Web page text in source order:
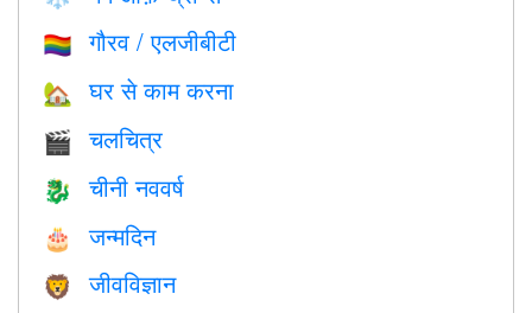
🏳️‍🌈 गौरव / एलजीबीटी
🏡 घर से काम करना
🎬 चलचित्र
🐉 चीनी नववर्ष
🎂 जन्मदिन
🦁 जीवविज्ञान